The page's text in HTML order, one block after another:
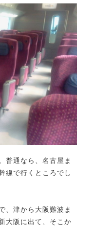
普通なら、名古屋ま
線で行くところでし
、津から大阪難波ま
大阪に出て、そこか